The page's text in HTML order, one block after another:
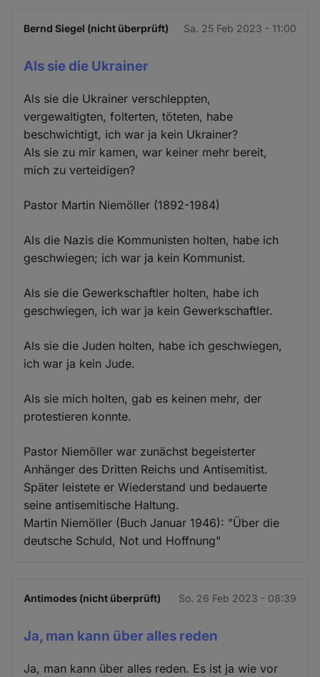
Bernd Siegel (nicht überprüft) Sa. 25 Feb 2023 - 11:00
Als sie die Ukrainer
Als sie die Ukrainer verschleppten,
vergewaltigten, folterten, töteten, habe
beschwichtigt, ich war ja kein Ukrainer?
Als sie zu mir kamen, war keiner mehr bereit,
mich zu verteidigen?
Pastor Martin Niemöller (1892-1984)
Als die Nazis die Kommunisten holten, habe ich
geschwiegen; ich war ja kein Kommunist.
Als sie die Gewerkschaftler holten, habe ich
geschwiegen, ich war ja kein Gewerkschaftler.
Als sie die Juden holten, habe ich geschwiegen,
ich war ja kein Jude.
Als sie mich holten, gab es keinen mehr, der
protestieren konnte.
Pastor Niemöller war zunächst begeisterter
Anhänger des Dritten Reichs und Antisemitist.
Später leistete er Wiederstand und bedauerte
seine antisemitische Haltung.
Martin Niemöller (Buch Januar 1946): "Über die
deutsche Schuld, Not und Hoffnung"
Antimodes (nicht überprüft) So. 26 Feb 2023 - 08:39
Ja, man kann über alles reden
Ja, man kann über alles reden. Es ist ja wie vor